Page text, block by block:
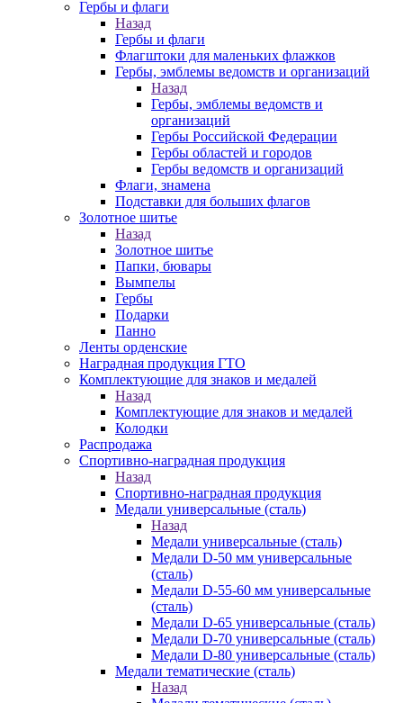
Гербы и флаги
Назад
Гербы и флаги
Флагштоки для маленьких флажков
Гербы, эмблемы ведомств и организаций
Назад
Гербы, эмблемы ведомств и
организаций
Гербы Российской Федерации
Гербы областей и городов
Гербы ведомств и организаций
Флаги, знамена
Подставки для больших флагов
Золотное шитье
Назад
Золотное шитье
Папки, бювары
Вымпелы
Гербы
Подарки
Панно
Ленты орденские
Наградная продукция ГТО
Комплектующие для знаков и медалей
Назад
Комплектующие для знаков и медалей
Колодки
Распродажа
Спортивно-наградная продукция
Назад
Спортивно-наградная продукция
Медали универсальные (сталь)
Назад
Медали универсальные (сталь)
Медали D-50 мм универсальные
(сталь)
Медали D-55-60 мм универсальные
(сталь)
Медали D-65 универсальные (сталь)
Медали D-70 универсальные (сталь)
Медали D-80 универсальные (сталь)
Медали тематические (сталь)
Назад